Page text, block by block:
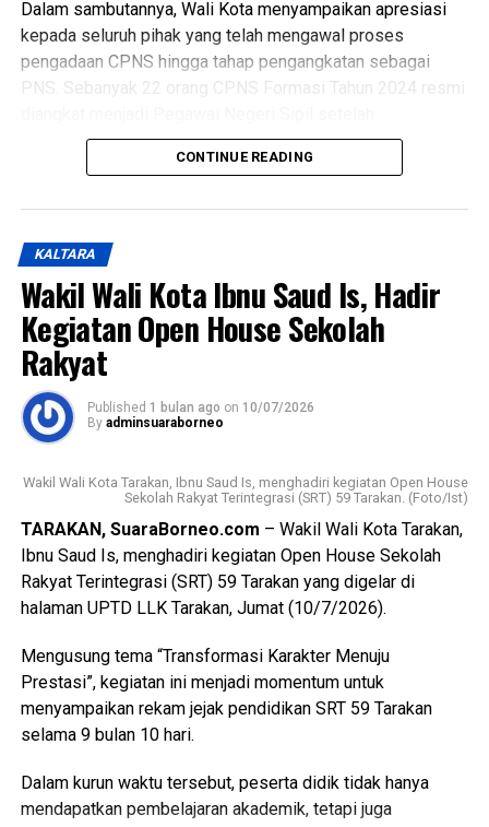
Views: 55
Bagikan ke
Messenger
Dalam sambutannya, Wali Kota menyampaikan apresiasi
kepada seluruh pihak yang telah mengawal proses
pengadaan CPNS hingga tahap pengangkatan sebagai
PNS. Sebanyak 22 orang CPNS Formasi Tahun 2024 resmi
menyelesaikan seluruh tahapan yang dipersyaratkan, mulai
dari seleksi, Pelatihan Dasar CPNS, hingga proses
sebanyak 51 aparatur sipil negara juga dilantik dalam
pengangkatan pertama Jabatan Fungsional yang akan
bertugas di berbagai perangkat daerah di lingkungan
Pemerintah Kota Tarakan.
Wali Kota mengucapkan selamat kepada seluruh penerima
Surat Keputusan dan pejabat fungsional yang baru dilantik.
Ia menegaskan bahwa keberhasilan tersebut merupakan
buah dari perjuangan panjang serta amanah besar yang
harus dijalankan dengan penuh tanggung jawab.
Views: 68
Bagikan ke
Messenger 0 Twitter/X 0
CONTINUE READING
KALTARA
Wakil Wali Kota Ibnu Saud Is, Hadir
Kegiatan Open House Sekolah
Rakyat
Published 1 bulan ago on 10/07/2026
By adminsuaraborneo
Wakil Wali Kota Tarakan, Ibnu Saud Is, menghadiri kegiatan Open House
Sekolah Rakyat Terintegrasi (SRT) 59 Tarakan. (Foto/Ist)
TARAKAN, SuaraBorneo.com – Wakil Wali Kota Tarakan,
Ibnu Saud Is, menghadiri kegiatan Open House Sekolah
Rakyat Terintegrasi (SRT) 59 Tarakan yang digelar di
halaman UPTD LLK Tarakan, Jumat (10/7/2026).
Mengusung tema “Transformasi Karakter Menuju
Prestasi”, kegiatan ini menjadi momentum untuk
menyampaikan rekam jejak pendidikan SRT 59 Tarakan
selama 9 bulan 10 hari.
Dalam kurun waktu tersebut, peserta didik tidak hanya
mendapatkan pembelajaran akademik, tetapi juga